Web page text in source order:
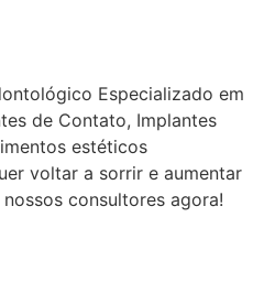
Especializado em
de Contato, Implantes
estéticos
voltar a sorrir e aumentar
consultores agora!